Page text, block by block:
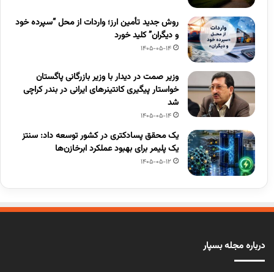
روش جدید تأمین ارز؛ واردات از محل “سپرده خود
و دیگران” کلید خورد
1405-05-14
وزیر صمت در دیدار با وزیر بازرگانی پاگستان
خواستار پیگیری کانتینرهای ایرانی در بندر کراچی
شد
1405-05-14
یک محقق پسادکتری در کشور توسعه داد: سنتز
یک پلیمر برای بهبود عملکرد ابرخازن‌ها
1405-05-12
درباره مجله بسپار